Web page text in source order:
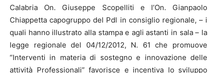
Calabria On. Giuseppe Scopelliti e l’On. Gianpaolo
Chiappetta capogruppo del Pdl in consiglio regionale, – i
quali hanno illustrato alla stampa e agli astanti in sala – la
legge regionale del 04/12/2012, N. 61 che promuove
“Interventi in materia di sostegno e innovazione delle
attività Professionali” favorisce e incentiva lo sviluppo